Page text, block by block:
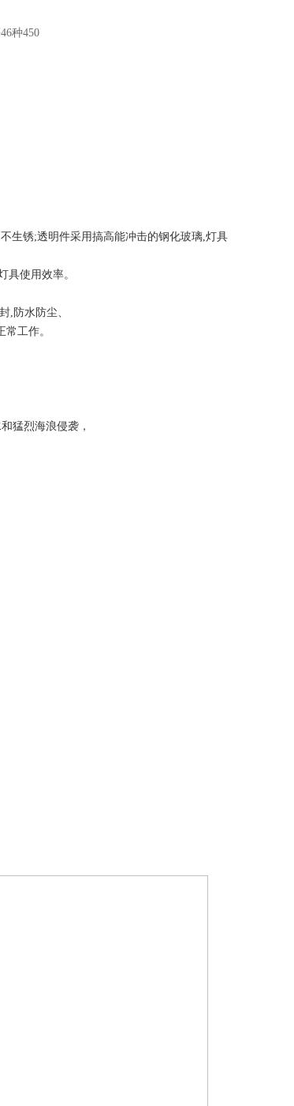
种450
不生锈;透明件采用搞高能冲击的钢化玻璃,灯具
具使用效率。
,防水防尘、
工作。
猛烈海浪侵袭，